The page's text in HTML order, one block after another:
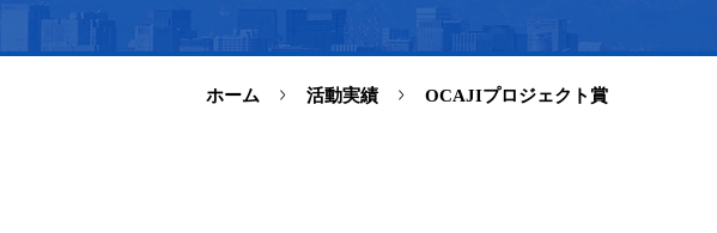
ホーム > 活動実績 > OCAJIプロジェクト賞